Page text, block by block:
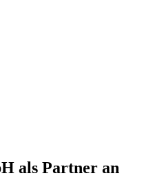
als Partner an